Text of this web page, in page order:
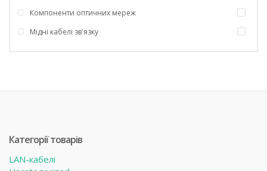
Компоненти оптичних мереж
Мідні кабелі зв'язку
Категорії товарів
LAN-кабелі